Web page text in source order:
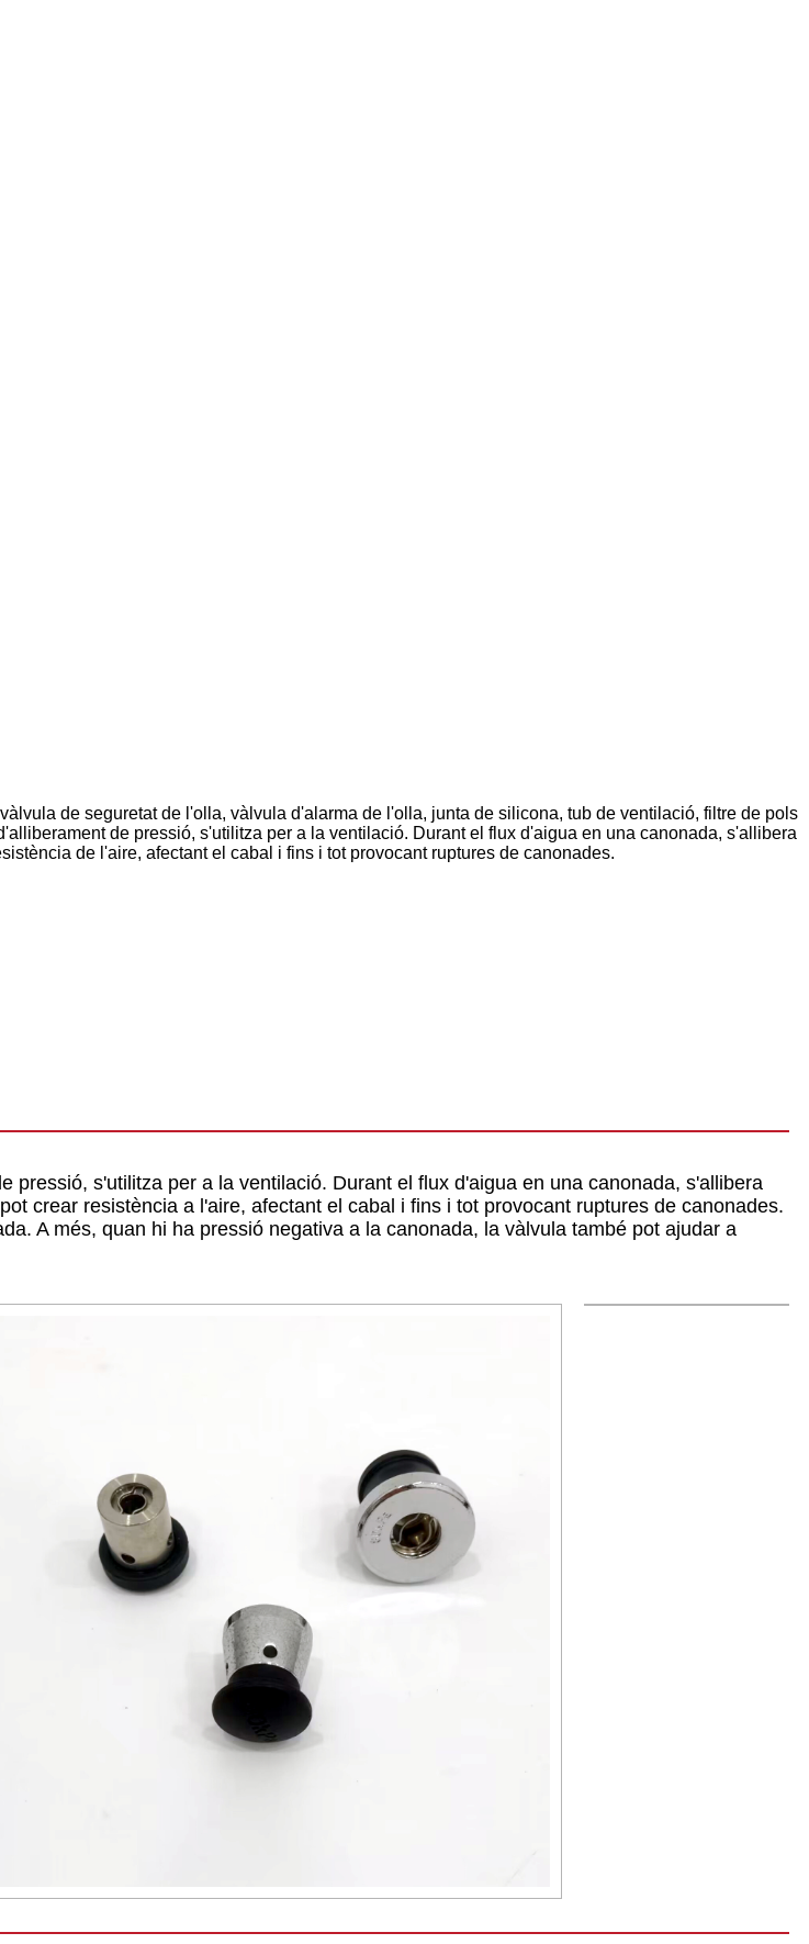
de seguretat de l'olla, vàlvula d'alarma de l'olla, junta de silicona, tub de ventilació, filtre de pols
de pressió, s'utilitza per a la ventilació. Durant el flux d'aigua en una canonada, s'allibera
de l'aire, afectant el cabal i fins i tot provocant ruptures de canonades.
pressió, s'utilitza per a la ventilació. Durant el flux d'aigua en una canonada, s'allibera
crear resistència a l'aire, afectant el cabal i fins i tot provocant ruptures de canonades.
A més, quan hi ha pressió negativa a la canonada, la vàlvula també pot ajudar a